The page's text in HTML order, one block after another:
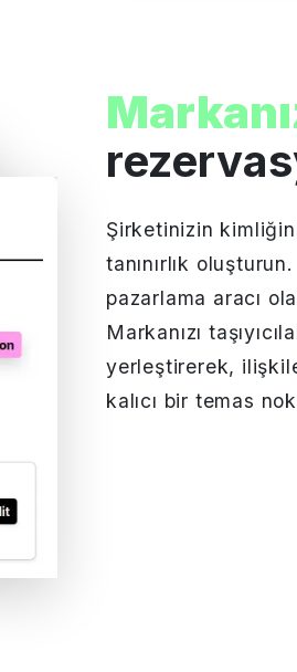
Şirketinizin
tanınırlık
pazarlama aracı
Markanızı
yerleştirerek,
kalıcı bir temas